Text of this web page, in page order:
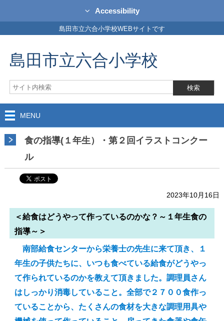
Accessibility
島田市立六合小学校WEBサイトです
島田市立六合小学校
MENU
食の指導(１年生）・第２回イラストコンクー
ル
2023年10月16日
＜給食はどうやって作っているのかな？～１年生食の
指導～＞
南部給食センターから栄養士の先生に来て頂き、１
年生の子供たちに、いつも食べている給食がどうやっ
て作られているのかを教えて頂きました。調理員さん
はしっかり消毒していること。全部で２７００食作っ
ていることから、たくさんの食材を大きな調理用具や